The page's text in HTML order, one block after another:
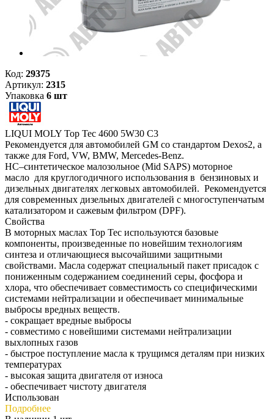
Код: 29375
Артикул: 2315
Упаковка 6 шт
LIQUI MOLY Top Tec 4600 5W30 C3
Рекомендуется для автомобилей GM со стандартом Dexos2, а
также для Ford, VW, BMW, Mercedes-Benz.
HC–синтетическое малозольное (Mid SAPS) моторное
масло для круглогодичного использования в бензиновых и
дизельных двигателях легковых автомобилей. Рекомендуется
для современных дизельных двигателей с многоступенчатым
катализатором и сажевым фильтром (DPF).
Свойства
В моторных маслах Top Tec используются базовые
компоненты, произведенные по новейшим технологиям
синтеза и отличающиеся высочайшими защитными
свойствами. Масла содержат специальный пакет присадок с
пониженным содержанием соединений серы, фосфора и
хлора, что обеспечивает совместимость со специфическими
системами нейтрализации и обеспечивает минимальные
выбросы вредных веществ.
- сокращает вредные выбросы
- совместимо с новейшими системами нейтрализации
выхлопных газов
- быстрое поступление масла к трущимся деталям при низких
температурах
- высокая защита двигателя от износа
- обеспечивает чистоту двигателя
Использован
Подробнее